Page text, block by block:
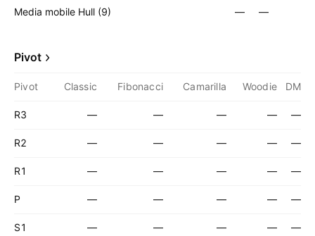
Media mobile Hull (9) — —
Pivot
Pivot Classic Fibonacci Camarilla Woodie DM
R3 — — — — —
R2 — — — — —
R1 — — — — —
P — — — — —
S1 — — — — —